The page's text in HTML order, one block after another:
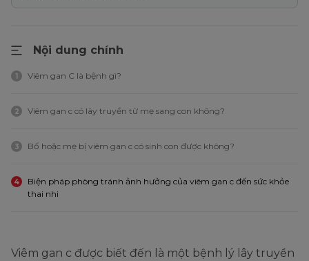
Nội dung chính
1 Viêm gan C là bệnh gì?
2 Viêm gan c có lây truyền từ mẹ sang con không?
3 Bố hoặc mẹ bị viêm gan c có sinh con được không?
4
Biện pháp phòng tránh ảnh hưởng của viêm gan c đến sức khỏe
thai nhi
Viêm gan c được biết đến là một bệnh lý lây truyền